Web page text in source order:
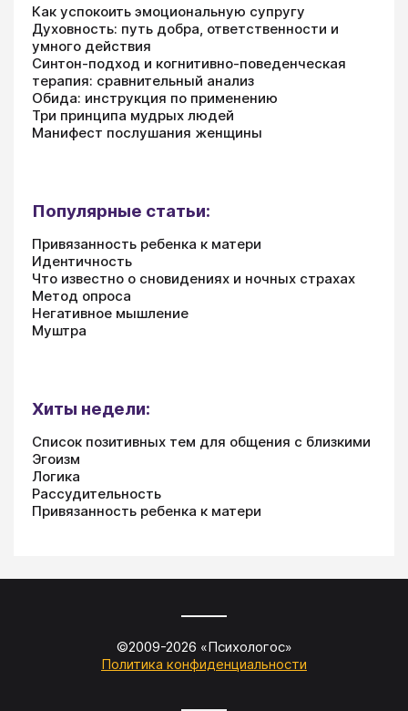
Как успокоить эмоциональную супругу
Духовность: путь добра, ответственности и
умного действия
Синтон-подход и когнитивно-поведенческая
терапия: сравнительный анализ
Обида: инструкция по применению
Три принципа мудрых людей
Манифест послушания женщины
Популярные статьи:
Привязанность ребенка к матери
Идентичность
Что известно о сновидениях и ночных страхах
Метод опроса
Негативное мышление
Муштра
Хиты недели:
Список позитивных тем для общения с близкими
Эгоизм
Логика
Рассудительность
Привязанность ребенка к матери
©2009-2026 «Психологос»
Политика конфиденциальности